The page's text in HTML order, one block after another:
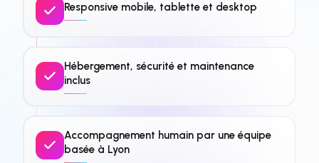
Responsive mobile, tablette et desktop
Hébergement, sécurité et maintenance
inclus
Accompagnement humain par une équipe
basée à Lyon